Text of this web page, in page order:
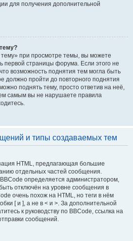
для получения дополнительной
при просмотре темы, вы можете
первой страницы форума. Если этого не
возможность поднятия тем могла быть
должно пройти до повторного поднятия
поднять тему, просто ответив на неё,
самым вы не нарушаете правила
и типы создаваемых тем
HTML, предлагающая большие
отдельных частей сообщения.
определяется администратором,
отключён на уровне сообщения в
очень похож на HTML, но теги в нём
[ и ], а не в < и >. За дополнительной
к руководству по BBCode, ссылка на
сообщений.